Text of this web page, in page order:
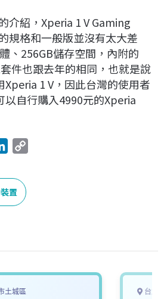
介紹，Xperia 1 V Gaming
規格和一般版並沒有太大差
、256GB儲存空間，內附的
件也跟去年的相同，也就是說
1 V，因此台灣的使用者
以自行購入4990元的Xperia
n
k
e
n
k
置
土城區 台北